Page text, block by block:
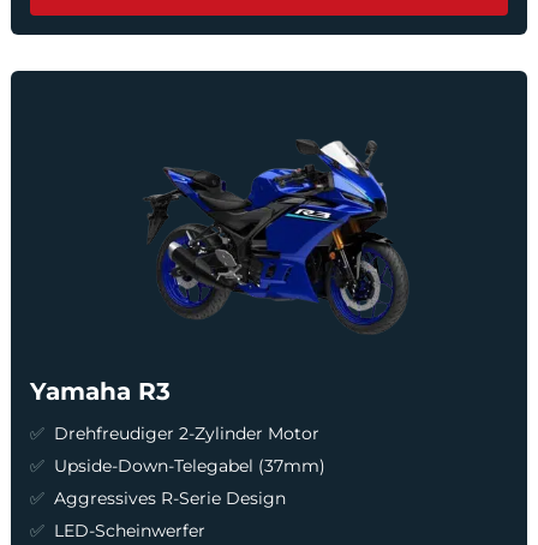
Yamaha R3
Drehfreudiger 2-Zylinder Motor
Upside-Down-Telegabel (37mm)
Aggressives R-Serie Design
LED-Scheinwerfer